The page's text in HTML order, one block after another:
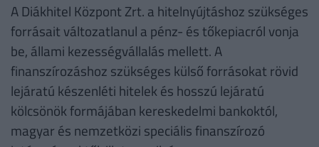
A Diákhitel Központ Zrt. a hitelnyújtáshoz szükséges
forrásait változatlanul a pénz- és tőkepiacról vonja
be, állami kezességvállalás mellett. A
finanszírozáshoz szükséges külső forrásokat rövid
lejáratú készenléti hitelek és hosszú lejáratú
kölcsönök formájában kereskedelmi bankoktól,
magyar és nemzetközi speciális finanszírozó